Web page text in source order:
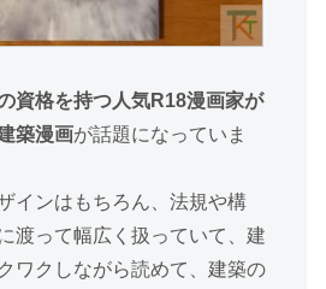
資格を持つ人気R18漫画家が
築漫画が話題になっていま
インはもちろん、法規や構
渡って幅広く扱っていて、建
ワクしながら読めて、建築の